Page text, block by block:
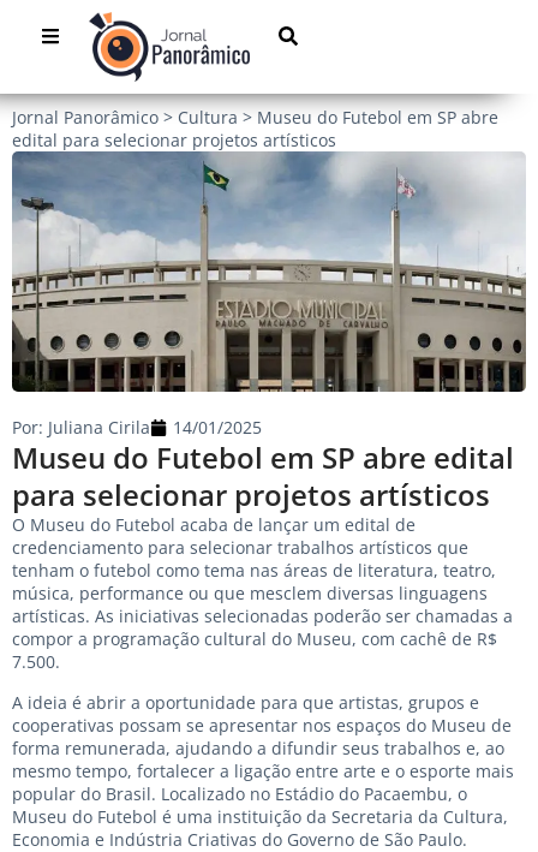
Jornal Panorâmico > Cultura > Museu do Futebol em SP abre
edital para selecionar projetos artísticos
Museu do Futebol em SP abre edital
para selecionar projetos artísticos
Por: Juliana Cirila 14/01/2025
O Museu do Futebol acaba de lançar um edital de
credenciamento para selecionar trabalhos artísticos que
tenham o futebol como tema nas áreas de literatura, teatro,
música, performance ou que mesclem diversas linguagens
artísticas. As iniciativas selecionadas poderão ser chamadas a
compor a programação cultural do Museu, com cachê de R$
7.500.
A ideia é abrir a oportunidade para que artistas, grupos e
cooperativas possam se apresentar nos espaços do Museu de
forma remunerada, ajudando a difundir seus trabalhos e, ao
mesmo tempo, fortalecer a ligação entre arte e o esporte mais
popular do Brasil. Localizado no Estádio do Pacaembu, o
Museu do Futebol é uma instituição da Secretaria da Cultura,
Economia e Indústria Criativas do Governo de São Paulo.